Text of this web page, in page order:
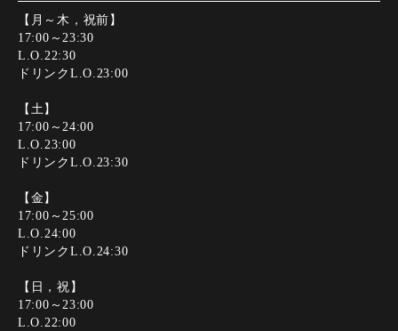
【月～木，祝前】
17:00～23:30
L.O.22:30
ドリンクL.O.23:00
【土】
17:00～24:00
L.O.23:00
ドリンクL.O.23:30
【金】
17:00～25:00
L.O.24:00
ドリンクL.O.24:30
【日，祝】
17:00～23:00
L.O.22:00